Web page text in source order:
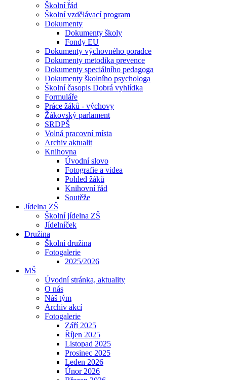
Školní řád
Školní vzdělávací program
Dokumenty
Dokumenty školy
Fondy EU
Dokumenty výchovného poradce
Dokumenty metodika prevence
Dokumenty speciálního pedagoga
Dokumenty školního psychologa
Školní časopis Dobrá vyhlídka
Formuláře
Práce žáků - výchovy
Žákovský parlament
SRDPŠ
Volná pracovní místa
Archiv aktualit
Knihovna
Úvodní slovo
Fotografie a videa
Pohled žáků
Knihovní řád
Soutěže
Jídelna ZŠ
Školní jídelna ZŠ
Jídelníček
Družina
Školní družina
Fotogalerie
2025/2026
MŠ
Úvodní stránka, aktuality
O nás
Náš tým
Archiv akcí
Fotogalerie
Září 2025
Říjen 2025
Listopad 2025
Prosinec 2025
Leden 2026
Únor 2026